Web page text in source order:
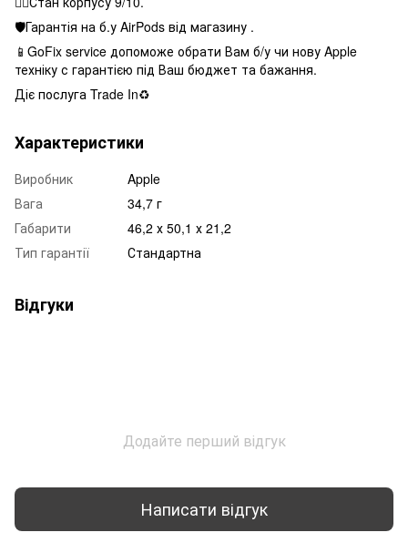
🛡Гарантія на б.у AirPods від магазину .
📱GoFix service допоможе обрати Вам б/у чи нову Apple
техніку с гарантією під Ваш бюджет та бажання.
Діє послуга Trade In♻️
Характеристики
Виробник
Apple
Вага
34,7 г
Габарити
46,2 х 50,1 х 21,2
Тип гарантії
Стандартна
Відгуки
Додайте перший відгук
Написати відгук